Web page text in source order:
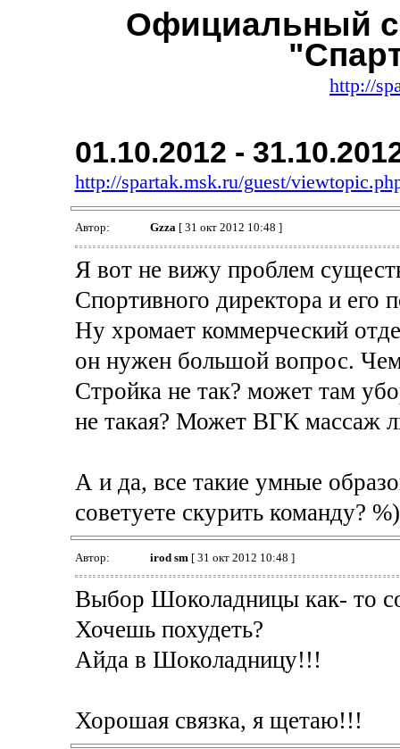
Официальный
http://
01.10.2012 -
http://spartak.msk.ru/guest/
Автор: Gzza[ 31 окт 2012 10:48 ]
Я вот не вижу проблем
Спортивного директора и его
Ну хромает коммерческий
он нужен большой вопрос.
Стройка не так? может там
не такая? Может ВГК массаж
А и да, все такие умные
советуете скурить команду? %)
Автор: irod sm [ 31 окт 2012 10:48 ]
Выбор Шоколадницы как- то
Хочешь похудеть?
Айда в Шоколадницу!!!
Хорошая связка, я щетаю!!!